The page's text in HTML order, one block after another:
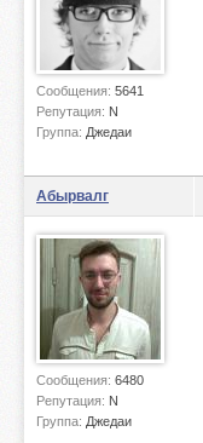
Сообщения: 5641
Репутация: N
Группа: Джедаи
Абырвалг
Сообщения: 6480
Репутация: N
Группа: Джедаи